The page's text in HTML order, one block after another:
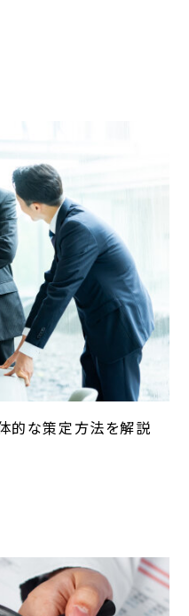
的な策定方法を解説